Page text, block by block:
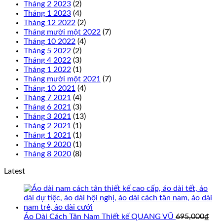
Tháng 2 2023 (2)
Tháng 1 2023 (4)
Tháng 12 2022 (2)
Tháng mười một 2022 (7)
Tháng 10 2022 (4)
Tháng 5 2022 (2)
Tháng 4 2022 (3)
Tháng 1 2022 (1)
Tháng mười một 2021 (7)
Tháng 10 2021 (4)
Tháng 7 2021 (4)
Tháng 6 2021 (3)
Tháng 3 2021 (13)
Tháng 2 2021 (1)
Tháng 1 2021 (1)
Tháng 9 2020 (1)
Tháng 8 2020 (8)
Latest
Áo Dài Cách Tân Nam Thiết kế QUANG VŨ 695,000₫